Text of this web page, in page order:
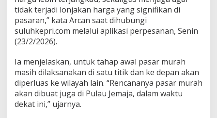
tidak terjadi lonjakan harga yang signifikan di
pasaran,” kata Arcan saat dihubungi
suluhkepri.com melalui aplikasi perpesanan, Senin
(23/2/2026).
Ia menjelaskan, untuk tahap awal pasar murah
masih dilaksanakan di satu titik dan ke depan akan
diperluas ke wilayah lain. “Rencananya pasar murah
akan dibuat juga di Pulau Jemaja, dalam waktu
dekat ini,” ujarnya.